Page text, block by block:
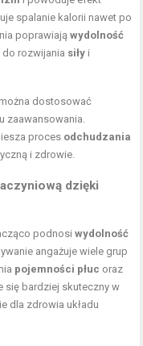
spalanie kalorii nawet po
poprawiająwydolność
do rozwijania siły i
dostosować
zaawansowania.
proces odchudzania
i zdrowie.
dzięki
podnosiwydolność
angażuje wiele grup
pojemności płuc oraz
się bardziej skuteczny w
dla zdrowia układu